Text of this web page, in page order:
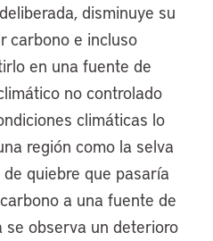
disminuye su
carbono e incluso
en una fuente de
no controlado
climáticas lo
región como la selva
quiebre que pasaría
a una fuente de
se observa un deterioro